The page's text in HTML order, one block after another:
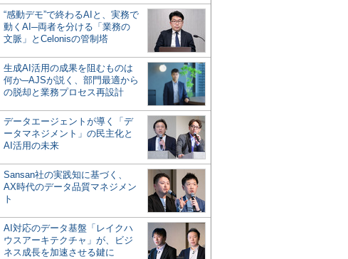
“感動デモ”で終わるAIと、実務で
動くAI─両者を分ける「業務の
文脈」とCelonisの管制塔
生成AI活用の成果を阻むものは
何か─AJSが説く、部門最適から
の脱却と業務プロセス再設計
データエージェントが導く「デ
ータマネジメント」の民主化と
AI活用の未来
Sansan社の実践知に基づく、
AX時代のデータ品質マネジメン
ト
AI対応のデータ基盤「レイクハ
ウスアーキテクチャ」が、ビジ
ネス成長を加速させる鍵に